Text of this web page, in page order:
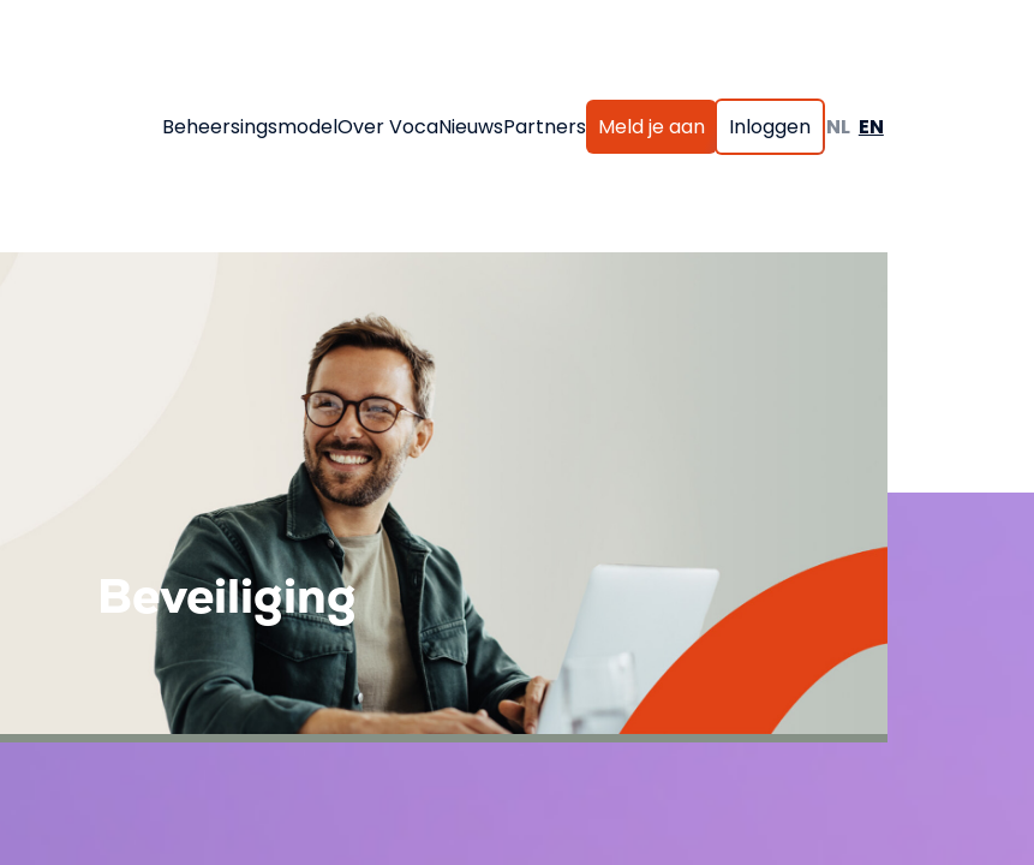
BeheersingsmodelOver VocaNieuwsPartners Meld je aan Inloggen NL EN
Beveiliging